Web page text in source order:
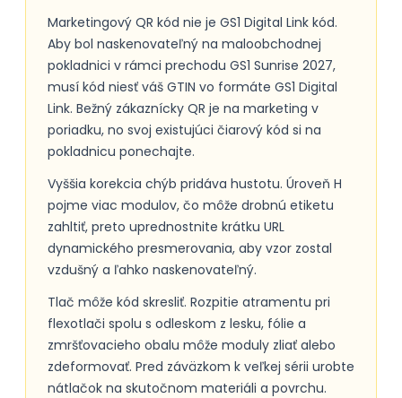
Marketingový QR kód nie je GS1 Digital Link kód.
Aby bol naskenovateľný na maloobchodnej
pokladnici v rámci prechodu GS1 Sunrise 2027,
musí kód niesť váš GTIN vo formáte GS1 Digital
Link. Bežný zákaznícky QR je na marketing v
poriadku, no svoj existujúci čiarový kód si na
pokladnicu ponechajte.
Vyššia korekcia chýb pridáva hustotu. Úroveň H
pojme viac modulov, čo môže drobnú etiketu
zahltiť, preto uprednostnite krátku URL
dynamického presmerovania, aby vzor zostal
vzdušný a ľahko naskenovateľný.
Tlač môže kód skresliť. Rozpitie atramentu pri
flexotlači spolu s odleskom z lesku, fólie a
zmršťovacieho obalu môže moduly zliať alebo
zdeformovať. Pred záväzkom k veľkej sérii urobte
nátlačok na skutočnom materiáli a povrchu.